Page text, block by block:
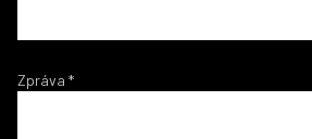
Zpráva *